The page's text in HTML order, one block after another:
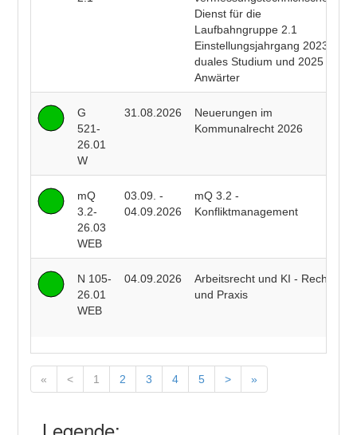
Dienst für die
Laufbahngruppe 2.1
Einstellungsjahrgang 2023
duales Studium und 2025
Anwärter
G
521-
26.01
W
31.08.2026
Neuerungen im
Kommunalrecht 2026
mQ
3.2-
26.03
WEB
03.09. -
04.09.2026
mQ 3.2 -
Konfliktmanagement
N 105-
26.01
WEB
04.09.2026
Arbeitsrecht und KI - Recht
und Praxis
« < 1 2 3 4 5 > »